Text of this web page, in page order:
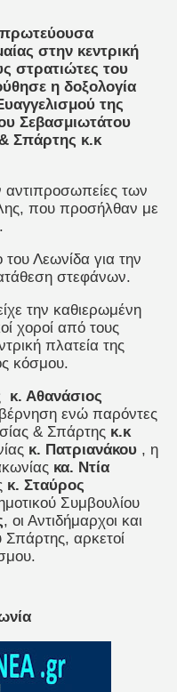
πρωτεύουσα
στην κεντρική
στρατιώτες του
η δοξολογία
της
Σεβασμιωτάτου
Σπάρτης κ.κ
των
που προσήλθαν με
Λεωνίδα για την
στεφάνων.
την καθιερωμένη
χοροί από τους
πλατεία της
κόσμου.
κ. Αθανάσιος
ενώ παρόντες
& Σπάρτης κ.κ
κ. Πατριανάκου , η
κα. Ντία
κ. Σταύρος
Συμβουλίου
, οι Αντιδήμαρχοι και
Σπάρτης, αρκετοί